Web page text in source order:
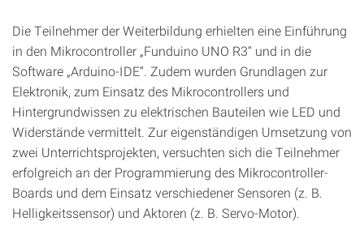
Die Teilnehmer der Weiterbildung erhielten eine Einführung
in den Mikrocontroller „Funduino UNO R3“ und in die
Software „Arduino-IDE“. Zudem wurden Grundlagen zur
Elektronik, zum Einsatz des Mikrocontrollers und
Hintergrundwissen zu elektrischen Bauteilen wie LED und
Widerstände vermittelt. Zur eigenständigen Umsetzung von
zwei Unterrichtsprojekten, versuchten sich die Teilnehmer
erfolgreich an der Programmierung des Mikrocontroller-
Boards und dem Einsatz verschiedener Sensoren (z. B.
Helligkeitssensor) und Aktoren (z. B. Servo-Motor).